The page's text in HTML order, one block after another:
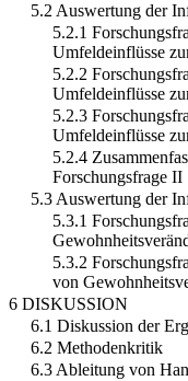
5.2 Auswertung der
5.2.1
Umfeldeinflüsse
5.2.2
Umfeldeinflüsse
5.2.3
Umfeldeinflüsse
5.2.4
Forschungsfrage II
5.3 Auswertung der
5.3.1
5.3.2
von
6 DISKUSSION
6.1 Diskussion der
6.2 Methodenkritik
6.3 Ableitung von